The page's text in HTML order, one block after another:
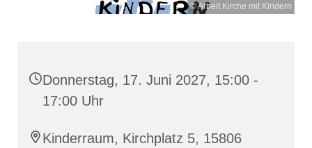
© Arbeit Kirche mit Kindern
Donnerstag, 17. Juni 2027, 15:00 -
17:00 Uhr
Kinderraum, Kirchplatz 5, 15806